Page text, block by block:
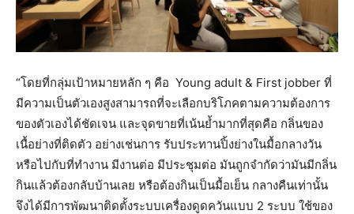
“โดยที่กลุ่มเป้าหมายหลัก ๆ คือ Young adult & First jobber ที่
มีความเป็นตัวเองสูงสามารถที่จะเลือกบริโภคตามความต้องการ
ของตัวเองได้ชัดเจน และจุดขายที่เน้นย้ำมากที่สุดคือ กลิ่นของ
เนื้อย่างที่ติดตัว อย่างเช่นการ รับประทานปิ้งย่างในมื้อกลางวัน
หรือไปกับที่ทำงาน มีงานต่อ มีประชุมต่อ มันถูกจำกัดว่ามันมีกลิ่น
กินแล้วต้องกลับบ้านเลย หรือต้องกินเป็นมื้อเย็น กลางคืนเท่านั้น
จึงได้มีการพัฒนาติดตั้งระบบเครื่องดูดควันแบบ 2 ระบบ ใช้ของ